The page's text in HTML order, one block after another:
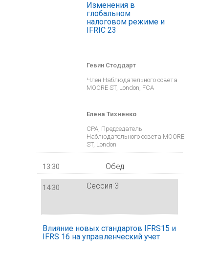
Изменения в
глобальном
налоговом режиме и
IFRIC 23
Член Наблюдательного совета
MOORE ST, London, FCA
Гевин Стоддарт
Елена Тихненко
CPA, Председатель
Наблюдательного совета MOORE
ST, London
Обед
13:30
14:30 Сессия 3
Влияние новых стандартов IFRS15 и
IFRS 16 на управленческий учет